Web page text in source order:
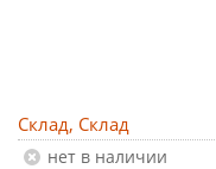
Склад, Склад
Нет в наличии